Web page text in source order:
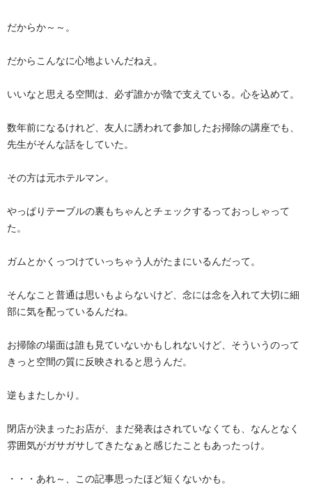
だからか～～。
だからこんなに心地よいんだねえ。
いいなと思える空間は、必ず誰かが陰で支えている。心を込めて。
数年前になるけれど、友人に誘われて参加したお掃除の講座でも、
先生がそんな話をしていた。
その方は元ホテルマン。
やっぱりテーブルの裏もちゃんとチェックするっておっしゃって
た。
ガムとかくっつけていっちゃう人がたまにいるんだって。
そんなこと普通は思いもよらないけど、念には念を入れて大切に細
部に気を配っているんだね。
お掃除の場面は誰も見ていないかもしれないけど、そういうのって
きっと空間の質に反映されると思うんだ。
逆もまたしかり。
閉店が決まったお店が、まだ発表はされていなくても、なんとなく
雰囲気がガサガサしてきたなぁと感じたこともあったっけ。
・・・あれ～、この記事思ったほど短くないかも。